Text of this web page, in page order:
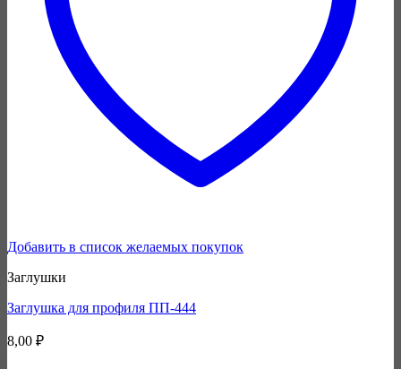
Добавить в список желаемых покупок
Заглушки
Заглушка для профиля ПП-444
8,00 ₽